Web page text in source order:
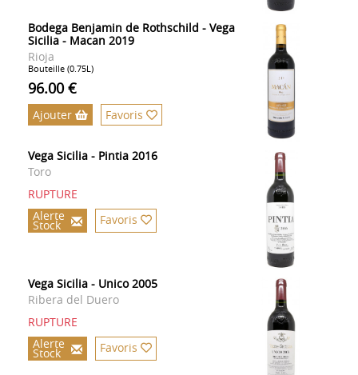
Bodega Benjamin de Rothschild - Vega
Sicilia - Macan 2019
Rioja
Bouteille (0.75L)
96.00 €
Ajouter Favoris
Vega Sicilia - Pintia 2016
Toro
RUPTURE
Alerte
Stock Favoris
Vega Sicilia - Unico 2005
Ribera del Duero
RUPTURE
Alerte
Stock Favoris